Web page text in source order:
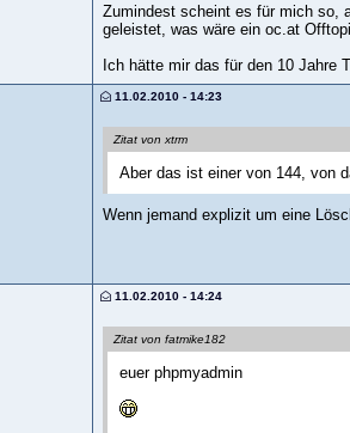
Zumindest scheint es für mich so,
geleistet, was wäre ein oc.at
Ich hätte mir das für den 10 Jahre
11.02.2010 - 14:23
Zitat von xtrm
Aber das ist einer von 144, von
Wenn jemand explizit um eine
11.02.2010 - 14:24
Zitat von fatmike182
euer phpmyadmin